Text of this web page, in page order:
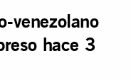
venezolano
hace 3